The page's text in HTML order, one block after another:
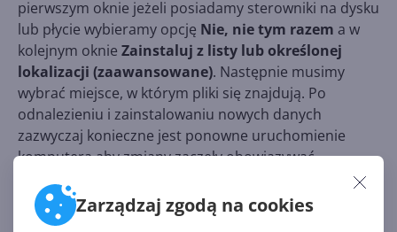
Zarządzaj zgodą na cookies
pierwszym oknie jeżeli posiadamy sterowniki na dysku
lub płycie wybieramy opcję Nie, nie tym razem a w
kolejnym oknie Zainstaluj z listy lub określonej
lokalizacji (zaawansowane). Następnie musimy
wybrać miejsce, w którym pliki się znajdują. Po
odnalezieniu i zainstalowaniu nowych danych
zazwyczaj konieczne jest ponowne uruchomienie
komputera aby zmiany zaczęły obowiązywać.